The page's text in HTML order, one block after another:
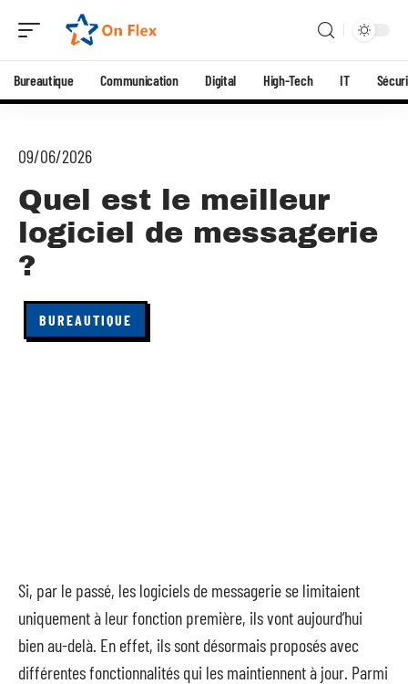
Bureautique Communication Digital High-Tech IT
09/06/2026
Quel est le meilleur
logiciel de messagerie
?
BUREAUTIQUE
Si, par le passé, les logiciels de messagerie se limitaient
uniquement à leur fonction première, ils vont aujourd’hui
bien au-delà. En effet, ils sont désormais proposés avec
différentes fonctionnalités qui les maintiennent à jour. Parmi